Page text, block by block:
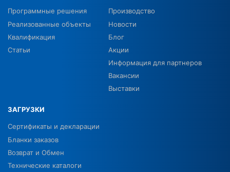
Программные решения
Реализованные объекты
Квалификация
Статьи
Производство
Новости
Блог
Акции
Информация для партнеров
Вакансии
Выставки
ЗАГРУЗКИ
Сертификаты и декларации
Бланки заказов
Возврат и Обмен
Технические каталоги